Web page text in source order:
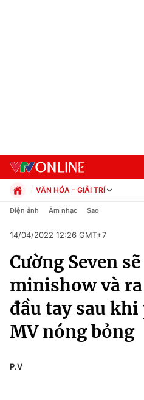
Chuyên mục
Chính trị
Xã hội
VĂN HÓA - GIẢI TRÍ
Chính trị
Pháp luật
Kinh tế
Thể thao
Truyền hình
Văn hóa - Giải trí
Đời sống
Điện ảnh Âm nhạc Sao
14/04/2022 12:26 GMT+7
Cường Seven
minishow và
đầu tay sau
MV nóng bỏng
P.V